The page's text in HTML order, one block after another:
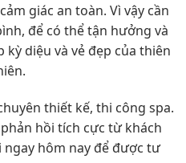
giác an toàn. Vì vậy cần
để có thể tận hưởng và
diệu và vẻ đẹp của thiên
thiết kế, thi công spa.
hồi tích cực từ khách
ngay hôm nay để được tư